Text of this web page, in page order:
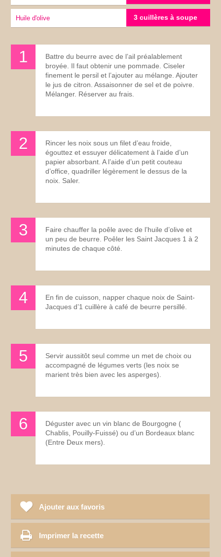
Huile d'olive 3 cuillères à soupe
Battre du beurre avec de l’ail préalablement
broyée. Il faut obtenir une pommade. Ciseler
finement le persil et l’ajouter au mélange. Ajouter
le jus de citron. Assaisonner de sel et de poivre.
Mélanger. Réserver au frais.
Rincer les noix sous un filet d’eau froide,
égouttez et essuyer délicatement à l’aide d’un
papier absorbant. A l’aide d’un petit couteau
d’office, quadriller légèrement le dessus de la
noix. Saler.
Faire chauffer la poêle avec de l’huile d’olive et
un peu de beurre. Poêler les Saint Jacques 1 à 2
minutes de chaque côté.
En fin de cuisson, napper chaque noix de Saint-
Jacques d’1 cuillère à café de beurre persillé.
Servir aussitôt seul comme un met de choix ou
accompagné de légumes verts (les noix se
marient très bien avec les asperges).
Déguster avec un vin blanc de Bourgogne (
Chablis, Pouilly-Fuissé) ou d’un Bordeaux blanc
(Entre Deux mers).
Ajouter aux favoris
Imprimer la recette